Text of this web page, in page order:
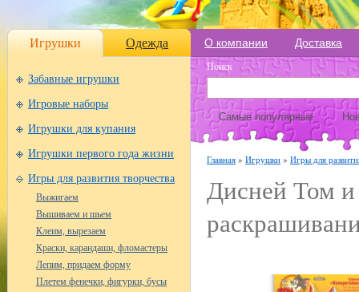
Игрушки Одежда О компании Доставка
Забавные игрушки
Игровые наборы
Игрушки для купания
Игрушки первого года жизни
Игры для развития творчества
Выжигаем
Вышиваем и шьем
Клеим, вырезаем
Краски, карандаши, фломастеры
Лепим, придаем форму
Плетем фенечки, фигурки, бусы
Поиск
Самые популярные
Главная » Игрушки » Игры для
Дисней Том